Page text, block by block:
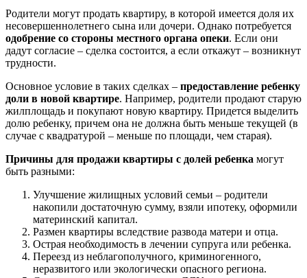
Родители могут продать квартиру, в которой имеется доля их
несовершеннолетнего сына или дочери. Однако потребуется
одобрение со стороны местного органа опеки. Если они
дадут согласие – сделка состоится, а если откажут – возникнут
трудности.
Основное условие в таких сделках – предоставление ребенку
доли в новой квартире. Например, родители продают старую
жилплощадь и покупают новую квартиру. Придется выделить
долю ребенку, причем она не должна быть меньше текущей (в
случае с квадратурой – меньше по площади, чем старая).
Причины для продажи квартиры с долей ребенка могут
быть разными:
Улучшение жилищных условий семьи – родители
накопили достаточную сумму, взяли ипотеку, оформили
материнский капитал.
Размен квартиры вследствие развода матери и отца.
Острая необходимость в лечении супруга или ребенка.
Переезд из неблагополучного, криминогенного,
неразвитого или экологически опасного региона.